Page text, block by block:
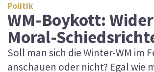
Politik
WM-Boykott:
Moral-
Soll man sich die Winter-WM im
anschauen oder nicht? Egal wie